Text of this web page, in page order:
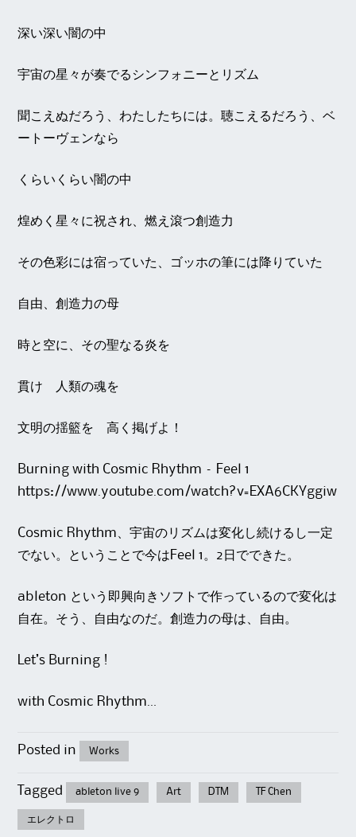
深い深い闇の中
宇宙の星々が奏でるシンフォニーとリズム
聞こえぬだろう、わたしたちには。聴こえるだろう、ベ
ートーヴェンなら
くらいくらい闇の中
煌めく星々に祝され、燃え滾つ創造力
その色彩には宿っていた、ゴッホの筆には降りていた
自由、創造力の母
時と空に、その聖なる炎を
貫け 人類の魂を
文明の揺籃を 高く掲げよ！
Burning with Cosmic Rhythm – Feel 1
https://www.youtube.com/watch?v=EXA6CKYggiw
Cosmic Rhythm、宇宙のリズムは変化し続けるし一定
でない。ということで今はFeel 1。2日でできた。
ableton という即興向きソフトで作っているので変化は
自在。そう、自由なのだ。創造力の母は、自由。
Let’s Burning !
with Cosmic Rhythm…
Posted in Works
Tagged ableton live 9 Art DTM TF Chen
エレクトロ